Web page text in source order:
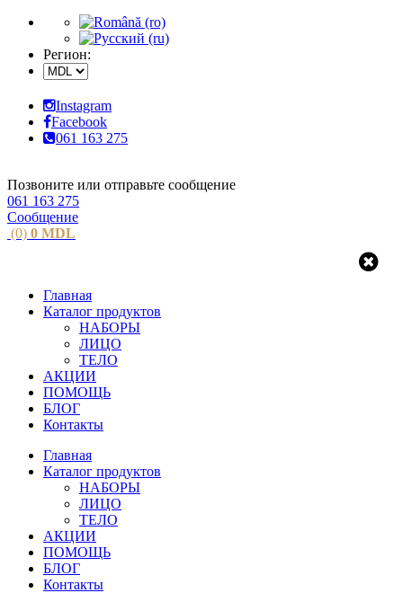
Регион:
Instagram
Facebook
061 163 275
Позвоните или отправьте сообщение
061 163 275
Сообщение
(0) 0 MDL
Главная
Каталог продуктов
НАБОРЫ
ЛИЦО
ТЕЛО
АКЦИИ
ПОМОЩЬ
БЛОГ
Контакты
Главная
Каталог продуктов
НАБОРЫ
ЛИЦО
ТЕЛО
АКЦИИ
ПОМОЩЬ
БЛОГ
Контакты